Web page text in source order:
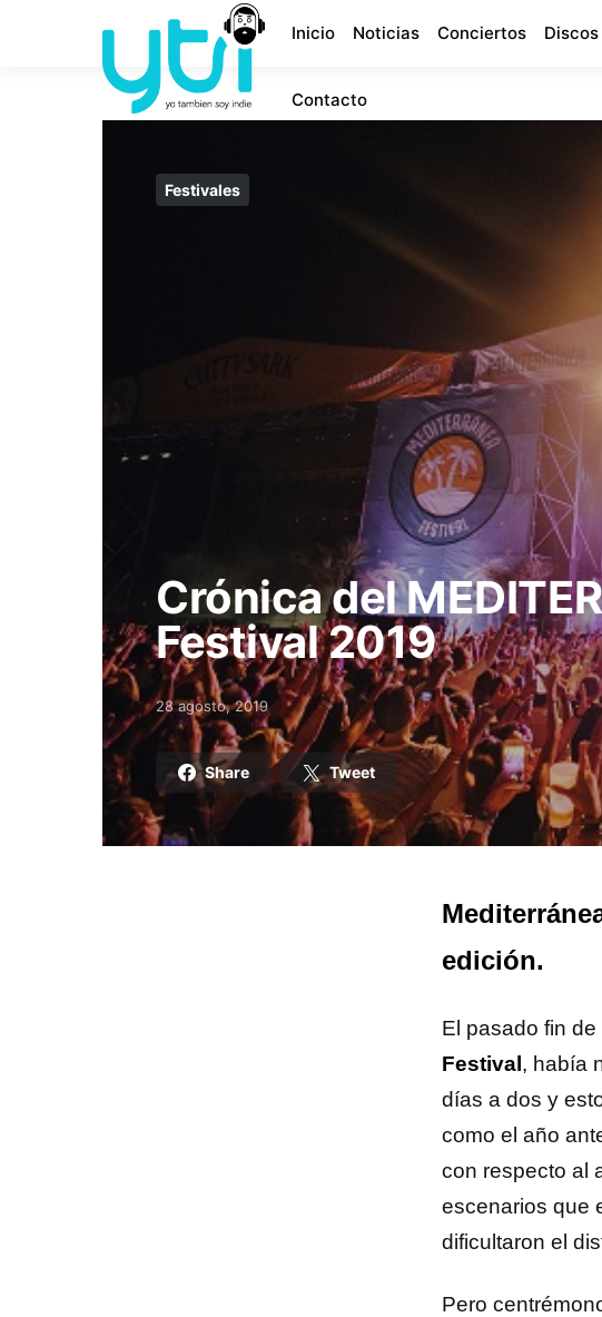
Inicio Noticias Conciertos Discos
Contacto
Festivales
Crónica del
Festival 2019
Posted on
28 agosto, 2019
Share Tweet
edición.
El pasado fin
Festival , había
días a dos y
como el año
con respecto al
escenarios que
dificultaron el
Pero